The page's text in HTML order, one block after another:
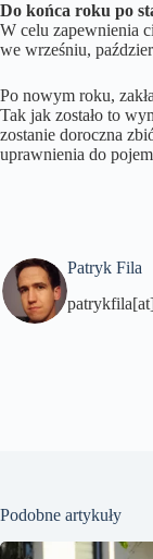
Do końca roku po
W celu zapewnienia
we wrześniu,
Po nowym roku,
Tak jak zostało to
zostanie doroczna
uprawnienia do
Patryk Fila
Podobne artykuły